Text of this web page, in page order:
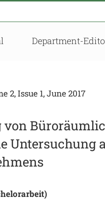
Department-
2, Issue 1, June 2017
von
Untersuchung